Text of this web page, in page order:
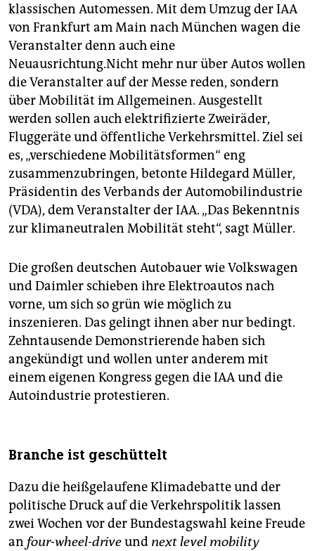
klassischen Automessen. Mit dem Umzug der IAA
von Frankfurt am Main nach München wagen die
Veranstalter denn auch eine
Neuausrichtung.Nicht mehr nur über Autos wollen
die Veranstalter auf der Messe reden, sondern
über Mobilität im Allgemeinen. Ausgestellt
werden sollen auch elektrifizierte Zweiräder,
Fluggeräte und öffentliche Verkehrsmittel. Ziel sei
es, „verschiedene Mobilitätsformen“ eng
zusammenzubringen, betonte Hildegard Müller,
Präsidentin des Verbands der Automobilindustrie
(VDA), dem Veranstalter der IAA. „Das Bekenntnis
zur klimaneutralen Mobilität steht“, sagt Müller.
Die großen deutschen Autobauer wie Volkswagen
und Daimler schieben ihre Elektroautos nach
vorne, um sich so grün wie möglich zu
inszenieren. Das gelingt ihnen aber nur bedingt.
Zehntausende Demonstrierende haben sich
angekündigt und wollen unter anderem mit
einem eigenen Kongress gegen die IAA und die
Autoindustrie protestieren.
Branche ist geschüttelt
Dazu die heißgelaufene Klimadebatte und der
politische Druck auf die Verkehrspolitik lassen
zwei Wochen vor der Bundestagswahl keine Freude
an four-wheel-driveund next level mobility